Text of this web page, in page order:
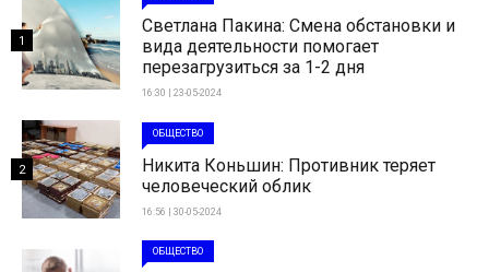
Светлана Пакина: Смена обстановки и
вида деятельности помогает
перезагрузиться за 1-2 дня
16:30 | 23-05-2024
1
ОБЩЕСТВО
Никита Коньшин: Противник теряет
человеческий облик
16:56 | 30-05-2024
2
ОБЩЕСТВО